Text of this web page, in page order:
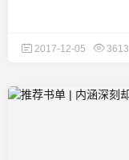
2017-12-05 3613